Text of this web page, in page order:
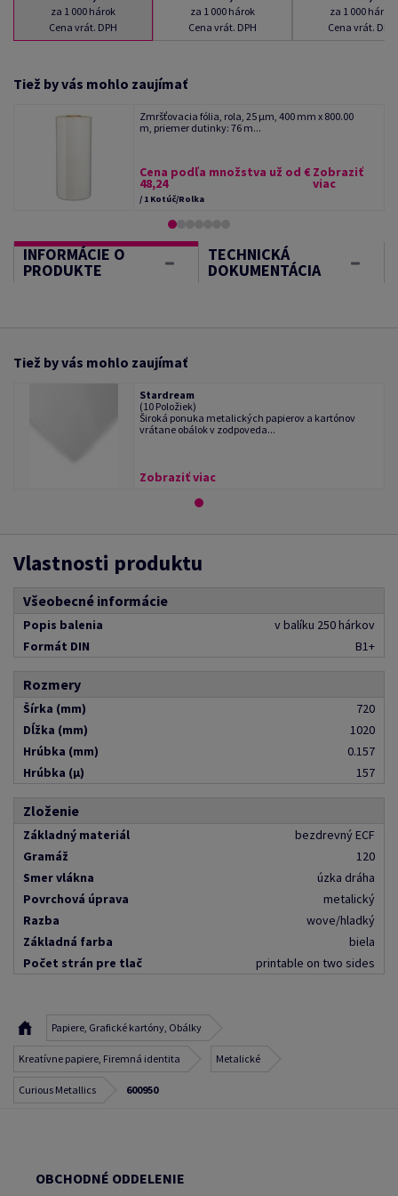
za 1 000 hárok
Cena vrát. DPH
za 1 000 hárok
Cena vrát. DPH
za 1 000 hárok
Cena vrát. DPH
Tiež by vás mohlo zaujímať
Zmršťovacia fólia, rola, 25 µm, 400 mm x 800.00
m, priemer dutinky: 76 m...
Cena podľa množstva už od €
48,24
/ 1 Kotúč/Rolka
Zobraziť
viac
INFORMÁCIE O
PRODUKTE
TECHNICKÁ
DOKUMENTÁCIA
Tiež by vás mohlo zaujímať
Stardream
(10 Položiek)
Široká ponuka metalických papierov a kartónov
vrátane obálok v zodpoveda...
Zobraziť viac
Vlastnosti produktu
Všeobecné informácie
Popis balenia
v balíku 250 hárkov
Formát DIN
B1+
Rozmery
Šírka (mm)
720
Dĺžka (mm)
1020
Hrúbka (mm)
0.157
Hrúbka (μ)
157
Zloženie
Základný materiál
bezdrevný ECF
Gramáž
120
Smer vlákna
úzka dráha
Povrchová úprava
metalický
Razba
wove/hladký
Základná farba
biela
Počet strán pre tlač
printable on two sides
Papiere, Grafické kartóny, Obálky
Kreatívne papiere, Firemná identita Metalické
Curious Metallics 600950
OBCHODNÉ ODDELENIE